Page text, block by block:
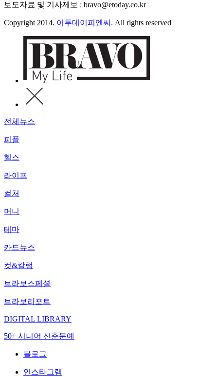
보도자료 및 기사제보 : bravo@etoday.co.kr
Copyright 2014. 이투데이피엔씨 . All rights reserved
전체뉴스
피플
헬스
라이프
컬처
머니
테마
카드뉴스
컷&칼럼
브라보스페셜
브라보리포트
DIGITAL LIBRARY
50+ 시니어 신춘문예
블로그
인스타그램